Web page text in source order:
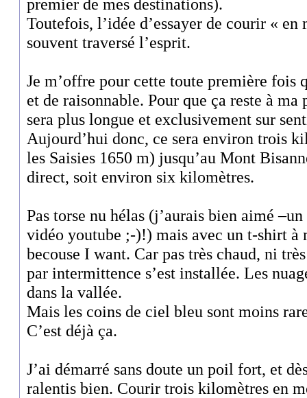
Toutefois, l’idée d’essayer de courir « en
souvent traversé l’esprit.
Je m’offre pour cette toute première fois
et de raisonnable. Pour que ça reste à
sera plus longue et exclusivement sur
Aujourd’hui donc, ce sera environ trois
les Saisies 1650 m) jusqu’au Mont
direct, soit environ six kilomètres.
Pas torse nu hélas (j’aurais bien aimé
vidéo youtube ;-)!) mais avec un t-shirt à
becouse I want. Car pas très chaud, ni
par intermittence s’est installée. Les
dans la vallée.
Mais les coins de ciel bleu sont moins
C’est déjà ça.
J’ai démarré sans doute un poil fort, et
ralentis bien. Courir trois kilomètres en